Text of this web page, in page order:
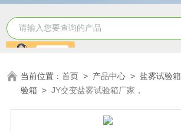
当前位置：首页 > 产品中心 >盐雾试验箱
验箱 >JY交变盐雾试验箱厂家，